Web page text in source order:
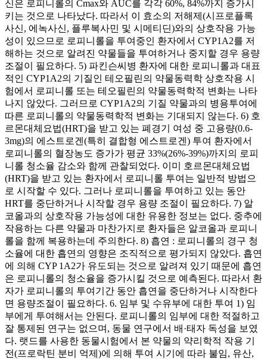
신은 로피니롤의 Cmax와 AUC를 각각 60%, 84%까지 증가시
키는 것으로 나타났다. 따라서 이 효소의 저해제(시프로플록
사신, 에녹사신, 플루복사민 및 시메티딘)와의 상호작용 가능
성이 있으므로 로피니롤을 투여중인 환자에서 CYP1A2를 저
해하는 것으로 알려진 약물들을 투여하거나 중지할 경우 용량
조절이 필요하다. 5) 파킨슨씨병 환자에 대한 로피니롤과 대표
적인 CYP1A2의 기질인 테오필린의 약물동력학 상호작용 시
험에서 로피니롤 또는 테오필린의 약물동력학적 변화는 나타
나지 않았다. 그러므로 CYP1A2의 기질 약물과의 병용투여에
따른 로피니롤의 약물동력학적 변화는 기대되지 않는다. 6) 호
르몬대체요법(HRT)을 받고 있는 폐경기 여성 중 고용량(0.6-
3mg)의 에스트로겐(특히 결합형 에스트로겐) 투여 환자에서
로피니롤의 혈장농도 증가가 평균 33%(26%-39%)까지의 로피
니롤 청소율 감소와 함께 관찰되었다. 이미 호르몬대체요법
(HRT)을 받고 있는 환자에서 로피니롤 투여는 일반적 방법으
로 시작할 수 있다. 그러나 로피니롤을 투여하고 있는 동안
HRT를 중단하거나 시작할 경우 용량 조절이 필요하다. 7) 알
코올과의 상호작용 가능성에 대한 유용한 정보는 없다. 중추에
작용하는 다른 약물과 마찬가지로 환자들은 알코올과 로피니
롤을 함께 복용하는데 주의한다. 8) 흡연 : 로피니롤의 경구 청
소율에 대한 흡연의 영향은 조직적으로 평가되지 않았다. 흡연
에 의해 CYP 1A2가 유도되는 것으로 알려져 있기 때문에 흡연
은 로피니롤의 청소율을 증가시킬 것으로 예측된다. 따라서 환
자가 로피니롤의 투여기간 동안 흡연을 중단하거나 시작한다
면 용량조절이 필요하다. 6. 임부 및 수유부에 대한 투여 1) 임
부에게 투여해서는 안된다. 로피니롤의 임부에 대한 적절하고
잘 통제된 연구는 없으며, 동물 연구에서 배·태자 독성을 보였
다. 랫드를 사용한 동물시험에서 본 약물의 약리학적 작용 기
전(프로락틴 분비 억제)에 의해 투여 시기에 따라 불임, 유산,